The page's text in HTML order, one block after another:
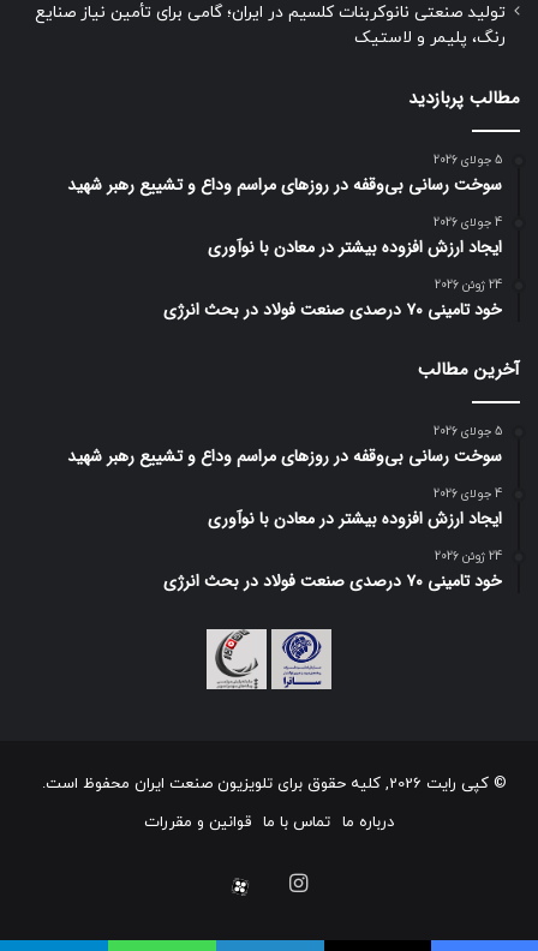
تولید صنعتی نانوکربنات کلسیم در ایران؛ گامی برای تأمین نیاز صنایع
رنگ، پلیمر و لاستیک
مطالب پربازدید
5 جولای 2026
سوخت رسانی بی‌وقفه در روز‌های مراسم وداع و تشییع رهبر شهید
4 جولای 2026
ایجاد ارزش افزوده بیشتر در معادن با نوآوری
24 ژوئن 2026
خود تامینی ۷۰ درصدی صنعت فولاد در بحث انرژی
آخرین مطالب
5 جولای 2026
سوخت رسانی بی‌وقفه در روز‌های مراسم وداع و تشییع رهبر شهید
4 جولای 2026
ایجاد ارزش افزوده بیشتر در معادن با نوآوری
24 ژوئن 2026
خود تامینی ۷۰ درصدی صنعت فولاد در بحث انرژی
© کپی رایت 2026, کلیه حقوق برای تلویزیون صنعت ایران محفوظ است.
درباره ما تماس با ما قوانین و مقررات
اینستاگرام